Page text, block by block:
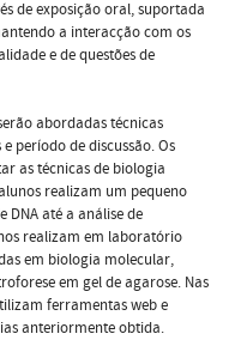
de exposição oral, suportada
a interacção com os
e de questões de
abordadas técnicas
período de discussão. Os
as técnicas de biologia
realizam um pequeno
DNA até a análise de
realizam em laboratório
em biologia molecular,
em gel de agarose. Nas
ferramentas web e
anteriormente obtida.